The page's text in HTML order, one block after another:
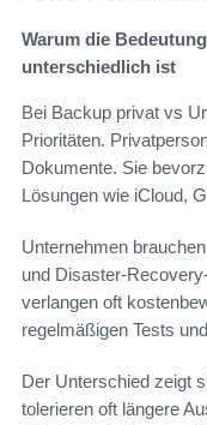
Warum die
unterschiedlich ist
Bei Backup privat vs
Prioritäten.
Dokumente. Sie
Lösungen wie iCloud,
Unternehmen
und Disaster-
verlangen oft
regelmäßigen Tests
Der Unterschied zeigt
tolerieren oft längere